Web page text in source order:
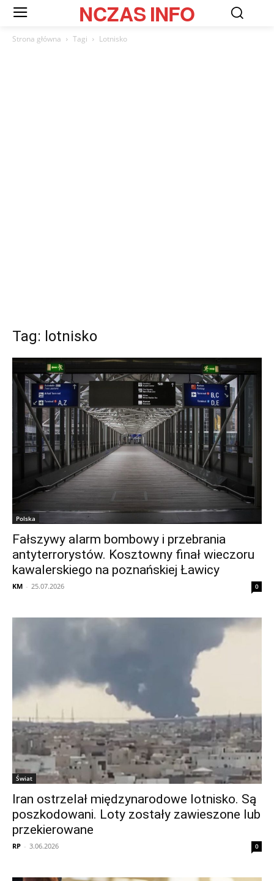
NCZASINFO
Strona główna Tagi Lotnisko
Tag: lotnisko
Polska
Fałszywy alarm bombowy i przebrania
antyterrorystów. Kosztowny finał wieczoru
kawalerskiego na poznańskiej Ławicy
KM - 25.07.2026 0
Świat
Iran ostrzelał międzynarodowe lotnisko. Są
poszkodowani. Loty zostały zawieszone lub
przekierowane
RP - 3.06.2026 0